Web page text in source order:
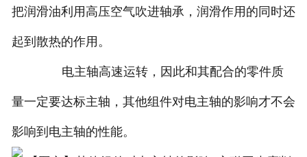
把润滑油利用高压空气吹进轴承，润滑作用的同时还
起到散热的作用。
电主轴高速运转，因此和其配合的零件质
量一定要达标主轴，其他组件对电主轴的影响才不会
影响到电主轴的性能。